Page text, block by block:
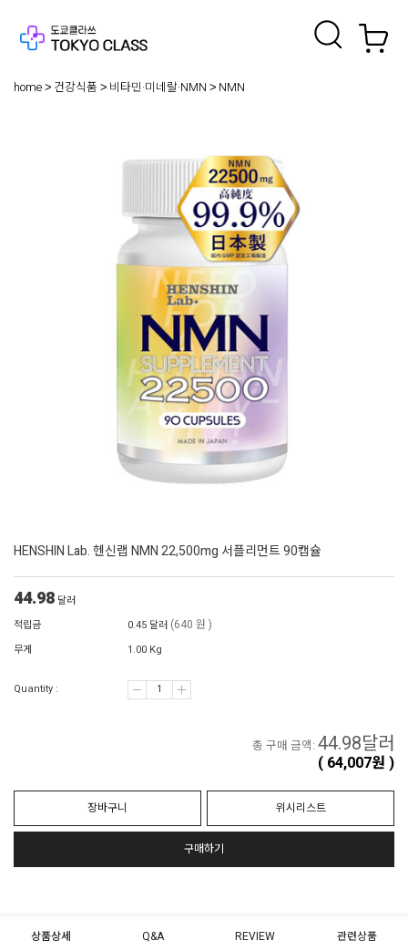
home 건강식품 비타민·미네랄·NMN NMN
HENSHIN Lab. 헨신랩 NMN 22,500mg 서플리먼트 90캡슐
44.98 달러
적립금
0.45 달러 (640 원 )
무게 1.00 Kg
Quantity :
총 구매 금액: 44.98달러
( 64,007원 )
장바구니 위시리스트
구매하기
상품상세 Q&A REVIEW 관련상품